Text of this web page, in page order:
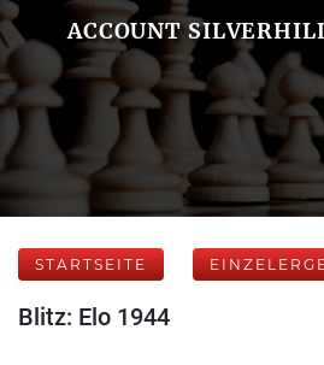
ACCOUNT
STARTSEITE
Blitz: Elo 1944